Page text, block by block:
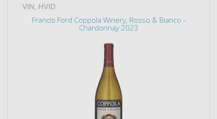
VIN, HVID
Francis Ford Coppola Winery, Rosso & Bianco -
Chardonnay 2023